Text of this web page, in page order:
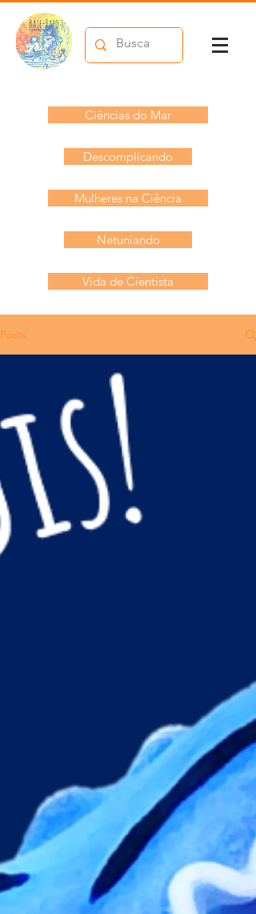
Ciências do Mar
Descomplicando
Mulheres na Ciência
Netuniando
Vida de Cientista
Posts